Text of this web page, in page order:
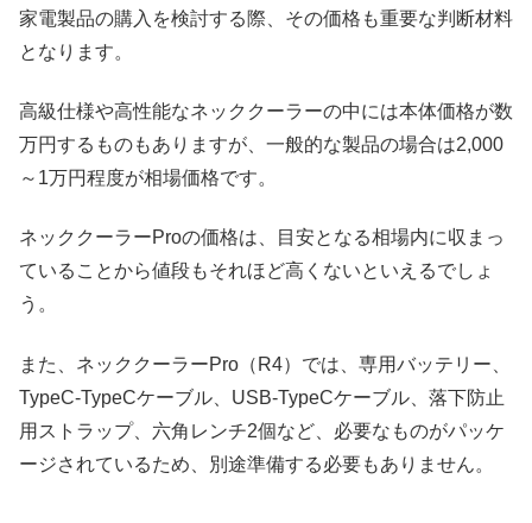
家電製品の購入を検討する際、その価格も重要な判断材料
となります。
高級仕様や高性能なネッククーラーの中には本体価格が数
万円するものもありますが、一般的な製品の場合は2,000
～1万円程度が相場価格です。
ネッククーラーProの価格は、目安となる相場内に収まっ
ていることから値段もそれほど高くないといえるでしょ
う。
また、ネッククーラーPro（R4）では、専用バッテリー、
TypeC-TypeCケーブル、USB-TypeCケーブル、落下防止
用ストラップ、六角レンチ2個など、必要なものがパッケ
ージされているため、別途準備する必要もありません。